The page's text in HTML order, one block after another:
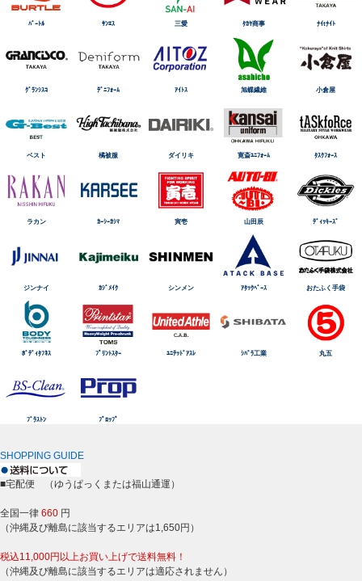
ﾊﾞｰﾄﾙ ｻﾝｴｽ 三愛 ﾀｶﾔ商事 ﾅｲtﾅｲﾄ
ｸﾞﾗﾝｼｽｺ ﾃﾞﾆﾌｫｰﾑ ｱｲﾄｽ 旭蝶繊維 小倉屋
ベスト 橘被服 ダイリキ 寛斎ﾕﾆﾌｫｰﾑ ﾀｽｸﾌｫｰｽ
ラカン ｶｰｼｰｶｼﾏ 寅壱 山田辰 ﾃﾞｨｯｷｰｽﾞ
ジンナイ ｶｼﾞﾒｲｸ シンメン ｱﾀｯｸﾍﾞｰｽ おたふく手袋
ﾎﾞﾃﾞｨﾀﾌﾈｽ ﾌﾟﾘﾝﾄｽﾀｰ ﾕﾆﾃｯﾄﾞｱｽﾚ ｼﾊﾞﾗ工業 丸五
ﾌﾞﾗｽﾄﾝ ﾌﾟﾛｯﾌﾟ
SHOPPING GUIDE
■宅配便 （ゆうぱっくまたは福山通運）
全国一律 660 円
（沖縄及び離島に該当するエリアは1,650円）
税込11,000円以上お買い上げで送料無料！
（沖縄及び離島に該当するエリアは適応されません）